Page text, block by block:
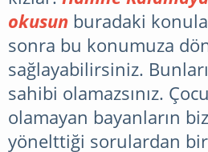
okusun buradaki
sonra bu konumuza
sağlayabilirsiniz.
sahibi olamazsınız.
olamayan bayanların
yönelttiği sorulardan